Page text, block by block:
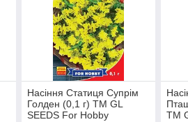
Насіння Статиця Супрім
Голден (0,1 г) ТМ GL
SEEDS For Hobby
ТМ